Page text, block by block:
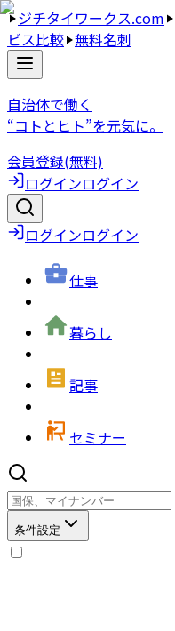
ジチタイワークス.com
ビス比較 無料名刺
自治体で働く
“コトとヒト”を元気に。
会員登録(無料)
ログインログイン
ログインログイン
仕事
暮らし
記事
セミナー
条件設定